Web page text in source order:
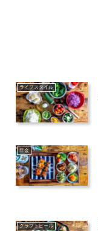
ライフスタイル
年金
クラフトビール